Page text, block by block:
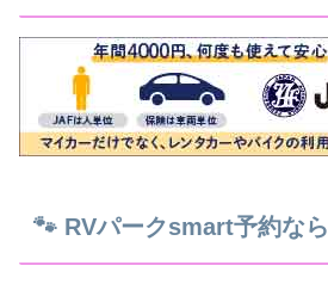
🐾 RVパークsmart予約なら